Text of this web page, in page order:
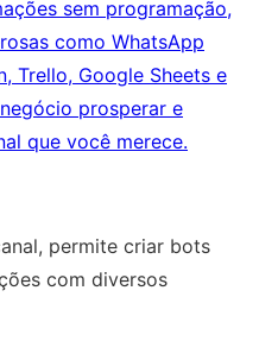
sem programação,
como WhatsApp
Trello, Google Sheets e
prosperar e
que você merece.
permite criar bots
com diversos